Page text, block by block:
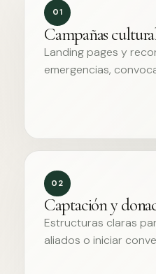
01
Campañas
Landing pages y
emergencias,
02
Captación y
Estructuras claras
aliados o iniciar